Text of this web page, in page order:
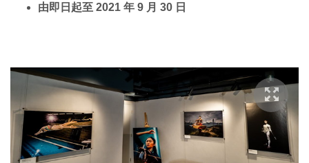
由即日起至 2021 年 9 月 30 日